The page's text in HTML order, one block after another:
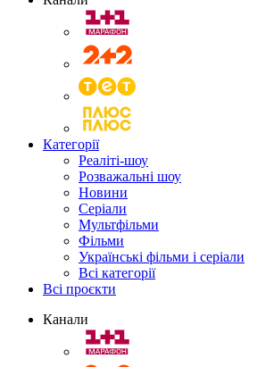
Категорії
Реаліті-шоу
Розважальні шоу
Новини
Серіали
Мультфільми
Фільми
Українські фільми і серіали
Всі категорії
Всі проєкти
Канали